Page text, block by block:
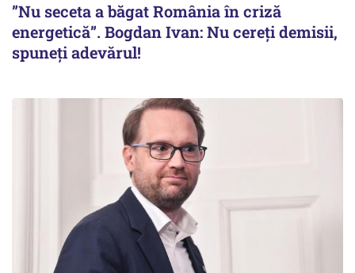
”Nu seceta a băgat România în criză
energetică”. Bogdan Ivan: Nu cereți demisii,
spuneți adevărul!